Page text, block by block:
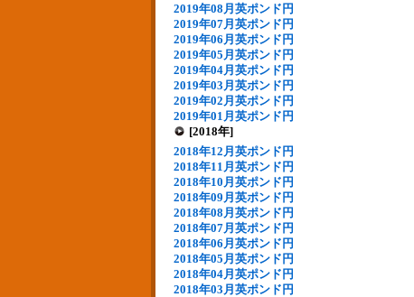
2019年08月英ポンド円
2019年07月英ポンド円
2019年06月英ポンド円
2019年05月英ポンド円
2019年04月英ポンド円
2019年03月英ポンド円
2019年02月英ポンド円
2019年01月英ポンド円
[2018年]
2018年12月英ポンド円
2018年11月英ポンド円
2018年10月英ポンド円
2018年09月英ポンド円
2018年08月英ポンド円
2018年07月英ポンド円
2018年06月英ポンド円
2018年05月英ポンド円
2018年04月英ポンド円
2018年03月英ポンド円